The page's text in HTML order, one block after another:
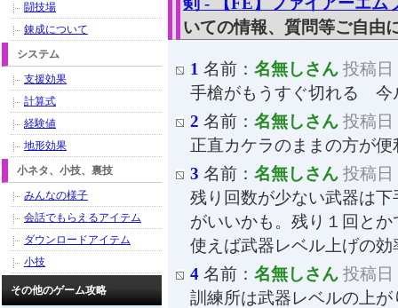
いての情報、質問等ご自由
1 名前： 名無しさん 投稿日
手槍がもうすぐ切れる 今
2 名前： 名無しさん 投稿日
正直カケラのままの方が
3 名前： 名無しさん 投稿日
残り回数が少ない武器は
がいいかも。残り１回と
使えば武器レベル上げの効
4 名前： 名無しさん 投稿日
訓練所は武器レベルの上
闘技場
錬成について
システム
支援効果
計算式
経験値
地形効果
小ネタ、小技、裏技
みんなの様子
会話でもらえるアイテム
ダウンロードアイテム
小技
その他のゲーム攻略